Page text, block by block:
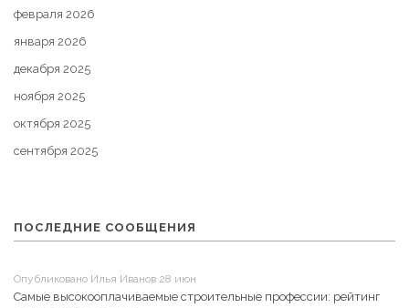
февраля 2026
января 2026
декабря 2025
ноября 2025
октября 2025
сентября 2025
ПОСЛЕДНИЕ СООБЩЕНИЯ
Опубликовано Илья Иванов 28 июн
Самые высокооплачиваемые строительные профессии: рейтинг